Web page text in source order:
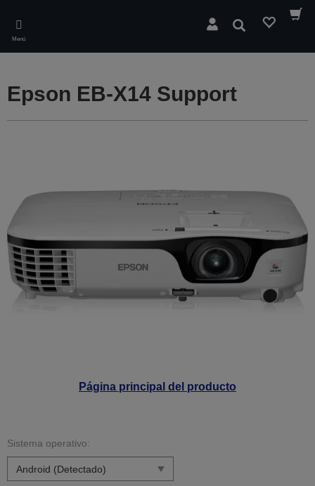
main
content
Menú
Buscar
Página principal del producto
Epson EB-X14 Support
Sistema operativo: